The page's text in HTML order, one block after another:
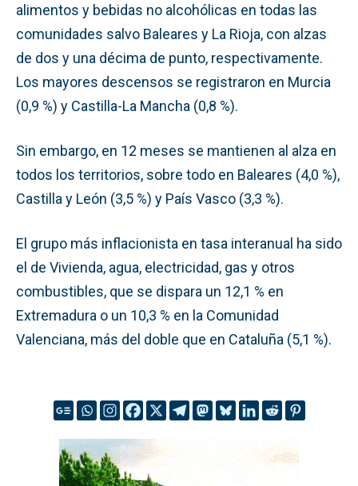
alimentos y bebidas no alcohólicas en todas las
comunidades salvo Baleares y La Rioja, con alzas
de dos y una décima de punto, respectivamente.
Los mayores descensos se registraron en Murcia
(0,9 %) y Castilla-La Mancha (0,8 %).
Sin embargo, en 12 meses se mantienen al alza en
todos los territorios, sobre todo en Baleares (4,0 %),
Castilla y León (3,5 %) y País Vasco (3,3 %).
El grupo más inflacionista en tasa interanual ha sido
el de Vivienda, agua, electricidad, gas y otros
combustibles, que se dispara un 12,1 % en
Extremadura o un 10,3 % en la Comunidad
Valenciana, más del doble que en Cataluña (5,1 %).